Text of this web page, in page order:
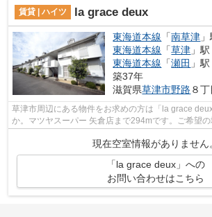
賃貸 | ハイツ la grace deux
東海道本線 「南草津
東海道本線 「草津 」
東海道本線 「瀬田 」
築37年
滋賀県草津市野路 ８
草津市周辺にある物件をお求めの方は「la grace
か。マツヤスーパー 矢倉店まで294mです。ご希望の
ご覧いただいた後は、お気軽に当社スタ...
現在空室情報がありません
「la grace deux」への
お問い合わせはこちら